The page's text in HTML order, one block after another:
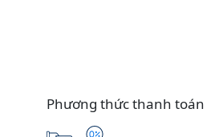
Phương thức thanh toán